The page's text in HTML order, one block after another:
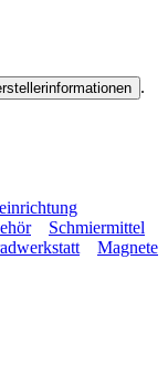
.
Schmiermittel
Magnete